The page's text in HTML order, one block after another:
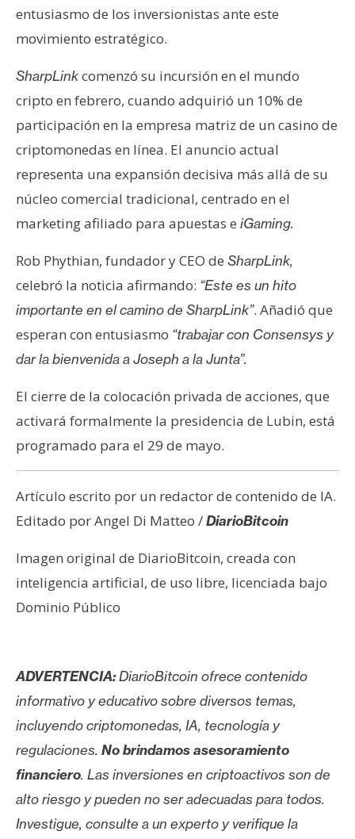
entusiasmo de los inversionistas ante este
movimiento estratégico.
SharpLinkcomenzó su incursión en el mundo
cripto en febrero, cuando adquirió un 10% de
participación en la empresa matriz de un casino de
criptomonedas en línea. El anuncio actual
representa una expansión decisiva más allá de su
núcleo comercial tradicional, centrado en el
marketing afiliado para apuestas e iGaming.
Rob Phythian, fundador y CEO de SharpLink,
celebró la noticia afirmando: “Este es un hito
importante en el camino de SharpLink”. Añadió que
esperan con entusiasmo “trabajar con Consensys y
dar la bienvenida a Joseph a la Junta”.
El cierre de la colocación privada de acciones, que
activará formalmente la presidencia de Lubin, está
programado para el 29 de mayo.
Artículo escrito por un redactor de contenido de IA.
Editado por Angel Di Matteo /DiarioBitcoin
Imagen original de DiarioBitcoin, creada con
inteligencia artificial, de uso libre, licenciada bajo
Dominio Público
ADVERTENCIA:DiarioBitcoin ofrece contenido
informativo y educativo sobre diversos temas,
incluyendo criptomonedas, IA, tecnología y
regulaciones. No brindamos asesoramiento
financiero. Las inversiones en criptoactivos son de
alto riesgo y pueden no ser adecuadas para todos.
Investigue, consulte a un experto y verifique la